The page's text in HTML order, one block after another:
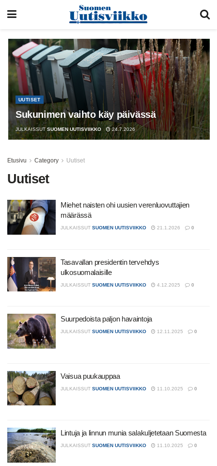
UUTISET
Sukunimen vaihto käy päivässä
JULKAISSUT SUOMEN UUTISVIIKKO 24.7.2026
Etusivu Category Uutiset
Uutiset
Miehet naisten ohi uusien verenluovuttajien
määrässä
JULKAISSUT SUOMEN UUTISVIIKKO 21.1.2026 0
Tasavallan presidentin tervehdys
ulkosuomalaisille
JULKAISSUT SUOMEN UUTISVIIKKO 4.12.2025 0
Suurpedoista paljon havaintoja
JULKAISSUT SUOMEN UUTISVIIKKO 12.11.2025 0
Vaisua puukauppaa
JULKAISSUT SUOMEN UUTISVIIKKO 11.10.2025 0
Lintuja ja linnun munia salakuljetetaan Suomesta
JULKAISSUT SUOMEN UUTISVIIKKO 11.10.2025 0